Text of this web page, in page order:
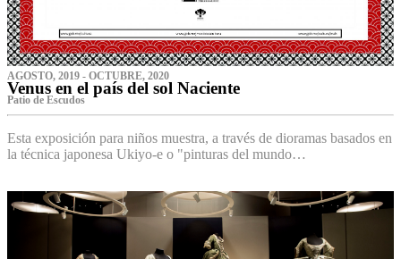
AGOSTO, 2019 - OCTUBRE, 2020
Venus en el país del sol Naciente
P‌atio de Escudos
Esta exposición para niños muestra, a través de dioramas basados en
la técnica japonesa Ukiyo-e o "pinturas del mundo…